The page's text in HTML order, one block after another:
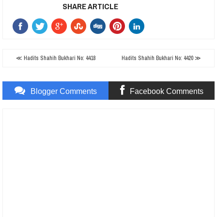
SHARE ARTICLE
≪ Hadits Shahih Bukhari No: 4418 Hadits Shahih Bukhari No: 4420 ≫
Blogger Comments Facebook Comments